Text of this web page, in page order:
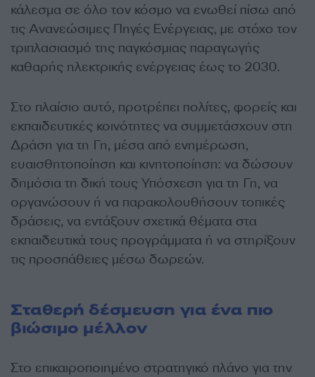
κάλεσμα σε όλο τον κόσμο να ενωθεί πίσω από
τις Ανανεώσιμες Πηγές Ενέργειας, με στόχο τον
τριπλασιασμό της παγκόσμιας παραγωγής
καθαρής ηλεκτρικής ενέργειας έως το 2030.
Στο πλαίσιο αυτό, προτρέπει πολίτες, φορείς και
εκπαιδευτικές κοινότητες να συμμετάσχουν στη
Δράση για τη Γη, μέσα από ενημέρωση,
ευαισθητοποίηση και κινητοποίηση: να δώσουν
δημόσια τη δική τους Υπόσχεση για τη Γη, να
οργανώσουν ή να παρακολουθήσουν τοπικές
δράσεις, να εντάξουν σχετικά θέματα στα
εκπαιδευτικά τους προγράμματα ή να στηρίξουν
τις προσπάθειες μέσω δωρεών.
Σταθερή δέσμευση για ένα πιο
βιώσιμο μέλλον
Στο επικαιροποιημένο στρατηγικό πλάνο για την